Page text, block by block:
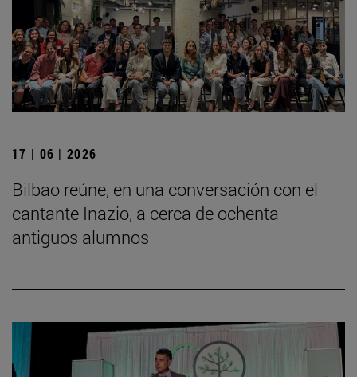
17 | 06 | 2026
Bilbao reúne, en una conversación con el
cantante Inazio, a cerca de ochenta
antiguos alumnos